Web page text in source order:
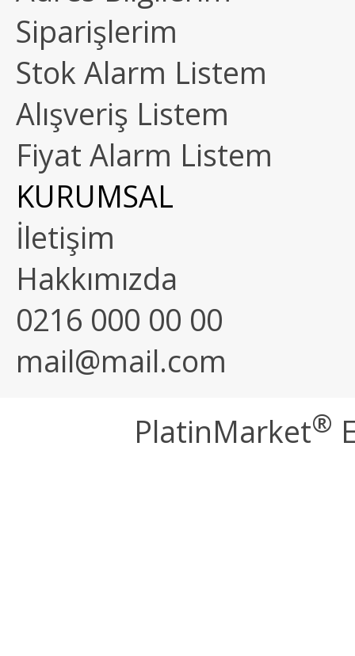
Siparişlerim
Stok Alarm Listem
Alışveriş Listem
Fiyat Alarm Listem
KURUMSAL
İletişim
Hakkımızda
0216 000 00 00
mail@mail.com
PlatinMarket®